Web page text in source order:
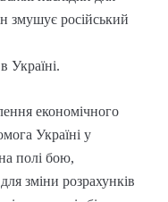
змушує російський
Україні.
економічного
Україні у
полі бою,
зміни розрахунків